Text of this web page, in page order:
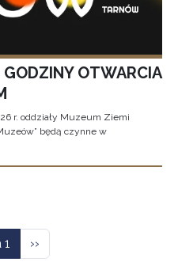
OTWARCIA
r. oddziały Muzeum Ziemi
będą czynne w
1 Następna strona
››